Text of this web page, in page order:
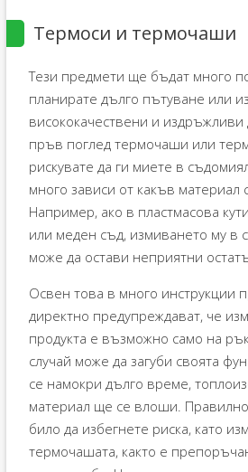
Термоси и термочаши
Тези предмети ще бъдат много
планирате дълго пътуване или
висококачествени и издръжливи
пръв поглед термочаши или
рискувате да ги миете в
много зависи от какъв материал
Например, ако в пластмасова
или меден съд, измиването му в
може да остави неприятни
Освен това в много инструкции
директно предупреждават, че
продукта е възможно само на
случай може да загуби своята
се намокри дълго време,
материал ще се влоши.
било да избегнете риска, като
термочашата, както е